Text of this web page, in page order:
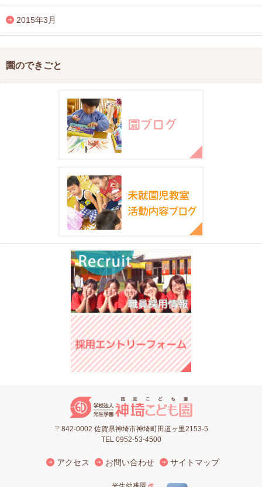
2015年3月
園のできごと
〒842-0002 佐賀県神埼市神埼町田道ヶ里2153-5
TEL 0952-53-4500
アクセス お問い合わせ サイトマップ